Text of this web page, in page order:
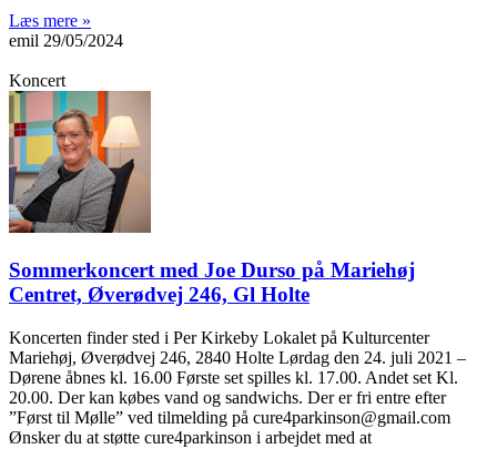
Læs mere »
emil 29/05/2024
Koncert
Sommerkoncert med Joe Durso på Mariehøj
Centret, Øverødvej 246, Gl Holte
Koncerten finder sted i Per Kirkeby Lokalet på Kulturcenter
Mariehøj, Øverødvej 246, 2840 Holte Lørdag den 24. juli 2021 –
Dørene åbnes kl. 16.00 Første set spilles kl. 17.00. Andet set Kl.
20.00. Der kan købes vand og sandwichs. Der er fri entre efter
”Først til Mølle” ved tilmelding på cure4parkinson@gmail.com
Ønsker du at støtte cure4parkinson i arbejdet med at